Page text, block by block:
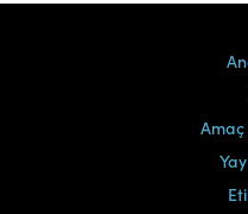
Amaç